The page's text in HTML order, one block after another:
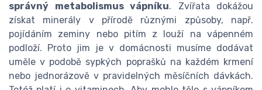
správný metabolismus vápníku. Zvířata dokážou
získat minerály v přírodě různými způsoby, např.
pojídáním zeminy nebo pitím z louží na vápenném
podloží. Proto jim je v domácnosti musíme dodávat
uměle v podobě sypkých poprašků na každém krmení
nebo jednorázově v pravidelných měsíčních dávkách.